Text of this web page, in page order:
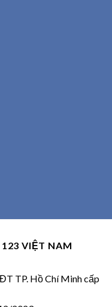
VIỆT NAM
TP. Hồ Chí Minh cấp